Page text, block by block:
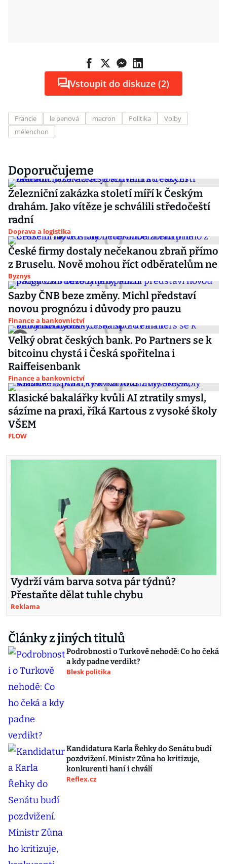
Vstoupit do diskuze (2)
Francie le penová macron Politika
Volby
mélenchon
Doporučujeme
Železniční zakázka století míří k Českým
drahám. Jako vítěze je schválili středočeští
radní
Doprava a logistika
České firmy dostaly nečekanou zbraň přímo
z Bruselu. Nově mohou říct odběratelům ne
Byznys
Sazby ČNB beze změny. Michl představí
novou prognózu i důvody pro pauzu
Finance a bankovnictví
Velký obrat českých bank. Po Partners se k
bitcoinu chystá i Česká spořitelna i
Raiffeisenbank
Finance a bankovnictví
Klasické bakalářky kvůli AI ztratily smysl,
sázíme na praxi, říká Kartous z vysoké školy
VŠEM
FLOW
Vydrží vám barva sotva pár týdnů?
Přestaňte dělat tuhle chybu
Reklama
Články z jiných titulů
Podrobnosti o Turkově nehodě: Co ho čeká
a kdy padne verdikt?
Blesk politika
Kandidatura Karla Řehky do Senátu budí
pozdvižení. Ministr Zůna ho kritizuje,
konkurenti haní i chválí
Reflex.cz